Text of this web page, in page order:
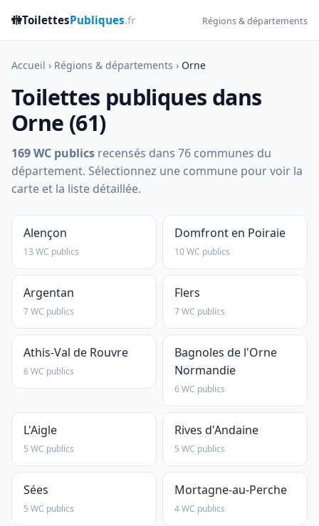
🚻ToilettesPubliques.fr Régions & départements
Accueil › Régions & départements › Orne
Toilettes publiques dans
Orne (61)
169 WC publics recensés dans 76 communes du
département. Sélectionnez une commune pour voir la
carte et la liste détaillée.
Alençon
13 WC publics
Domfront en Poiraie
10 WC publics
Argentan
7 WC publics
Flers
7 WC publics
Athis-Val de Rouvre
6 WC publics
Bagnoles de l'Orne
Normandie
6 WC publics
L'Aigle
5 WC publics
Rives d'Andaine
5 WC publics
Sées
5 WC publics
Mortagne-au-Perche
4 WC publics